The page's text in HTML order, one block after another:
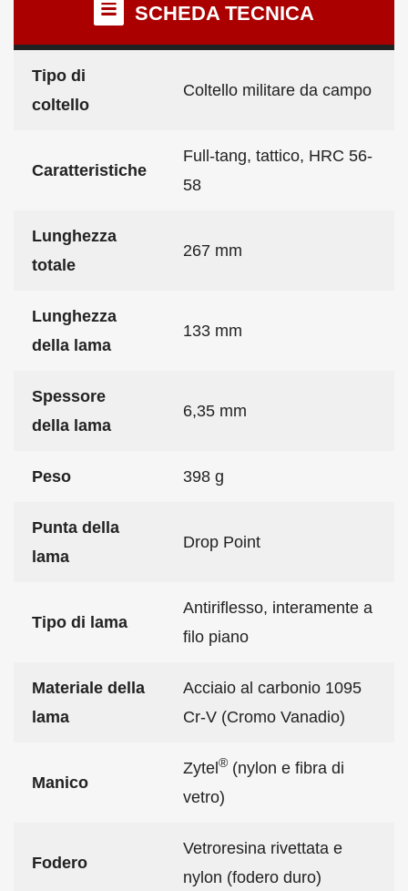
SCHEDA TECNICA
Tipo di
coltello
Coltello militare da campo
Caratteristiche
Full-tang, tattico, HRC 56-
58
Lunghezza
totale
267 mm
Lunghezza
della lama
133 mm
Spessore
della lama
6,35 mm
Peso 398 g
Punta della
lama
Drop Point
Tipo di lama
Antiriflesso, interamente a
filo piano
Materiale della
lama
Acciaio al carbonio 1095
Cr-V (Cromo Vanadio)
Manico
Zytel® (nylon e fibra di
vetro)
Fodero
Vetroresina rivettata e
nylon (fodero duro)